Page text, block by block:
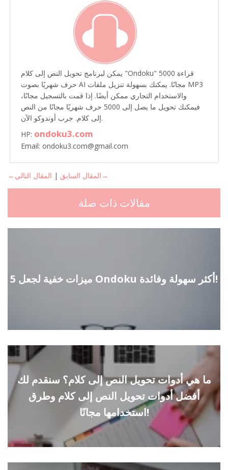
يمكن لبرنامج تحويل النص إلى كلام "Ondoku" قراءة 5000
حرف شهريًا بصوت AI مجانًا. يمكنك بسهولة تنزيل ملفات MP3
والاستخدام التجاري ممكن أيضًا. إذا قمت بالتسجيل مجانًا،
فيمكنك تحويل ما يصل إلى 5000 حرف شهريًا مجانًا من النص
إلى كلام. جرب أوندوكو الآن.
HP: ondoku3.com
Email: ondoku3.com@gmail.com
←المقال السابق | المقال التالي→
مقالات ذات صلة
5 ميزات خفية لجعل Ondoku أكثر سهولة وفائدة!
ما هي أدوات تحويل النص إلى كلام؟ سنقدم لك
أفضل أدوات تحويل النص إلى كلام وطرق
استخدامها مجانًا!